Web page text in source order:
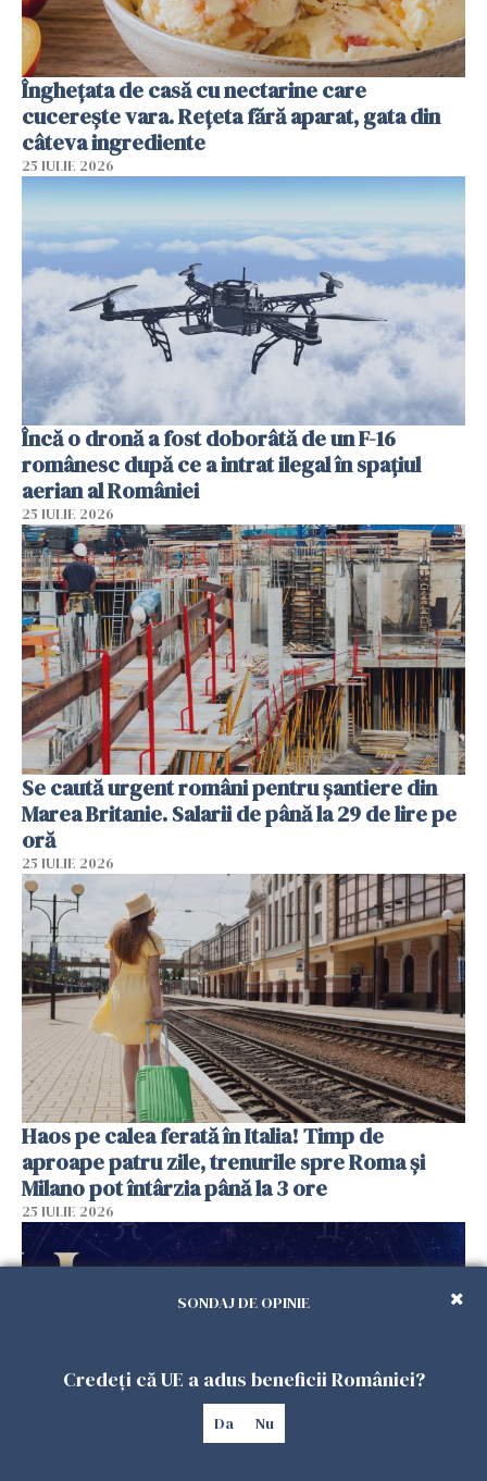
Înghețata de casă cu nectarine care
cucerește vara. Rețeta fără aparat, gata din
câteva ingrediente
25 IULIE 2026
Încă o dronă a fost doborâtă de un F-16
românesc după ce a intrat ilegal în spațiul
aerian al României
25 IULIE 2026
Se caută urgent români pentru șantiere din
Marea Britanie. Salarii de până la 29 de lire pe
oră
25 IULIE 2026
Haos pe calea ferată în Italia! Timp de
aproape patru zile, trenurile spre Roma și
Milano pot întârzia până la 3 ore
25 IULIE 2026
SONDAJ DE OPINIE
Credeți că UE a adus beneficii României?
Da Nu